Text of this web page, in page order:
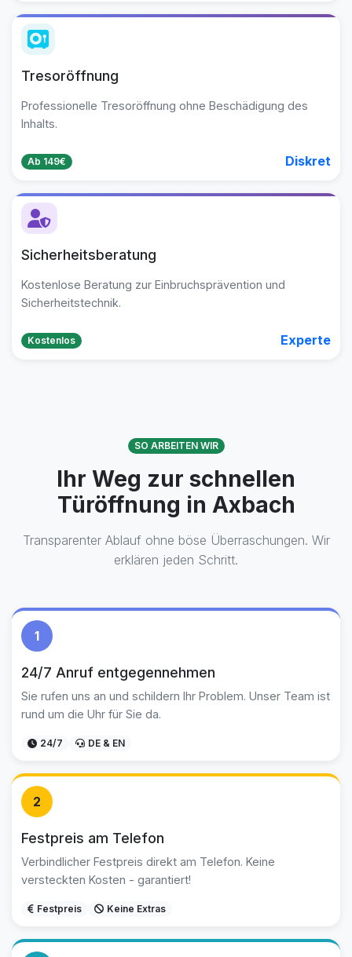
Tresoröffnung
Professionelle Tresoröffnung ohne Beschädigung des
Inhalts.
Ab 149€ Diskret
Sicherheitsberatung
Kostenlose Beratung zur Einbruchsprävention und
Sicherheitstechnik.
Kostenlos Experte
SO ARBEITEN WIR
Ihr Weg zur schnellen
Türöffnung in Axbach
Transparenter Ablauf ohne böse Überraschungen. Wir
erklären jeden Schritt.
1
24/7 Anruf entgegennehmen
Sie rufen uns an und schildern Ihr Problem. Unser Team ist
rund um die Uhr für Sie da.
24/7 DE & EN
2
Festpreis am Telefon
Verbindlicher Festpreis direkt am Telefon. Keine
versteckten Kosten - garantiert!
Festpreis Keine Extras